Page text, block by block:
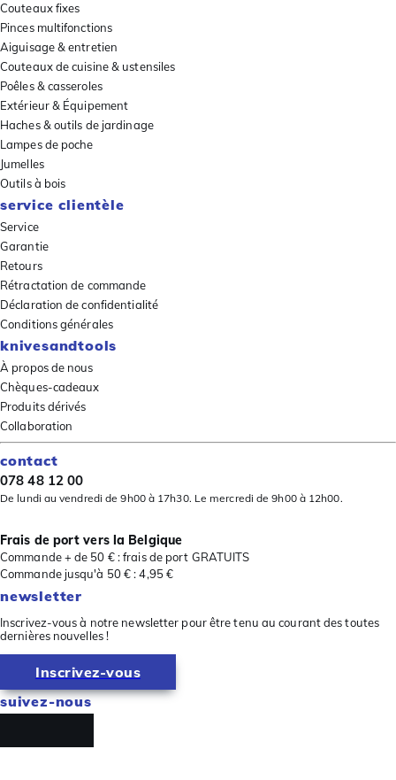
Couteaux fixes
Pinces multifonctions
Aiguisage & entretien
Couteaux de cuisine & ustensiles
Poêles & casseroles
Extérieur & Équipement
Haches & outils de jardinage
Lampes de poche
Jumelles
Outils à bois
service clientèle
Service
Garantie
Retours
Rétractation de commande
Déclaration de confidentialité
Conditions générales
knivesandtools
À propos de nous
Chèques-cadeaux
Produits dérivés
Collaboration
contact
078 48 12 00
De lundi au vendredi de 9h00 à 17h30. Le mercredi de 9h00 à 12h00.
Frais de port vers la Belgique
Commande + de 50 € : frais de port GRATUITS
Commande jusqu'à 50 € : 4,95 €
newsletter
Inscrivez-vous à notre newsletter pour être tenu au courant des toutes
dernières nouvelles !
Inscrivez-vous
suivez-nous